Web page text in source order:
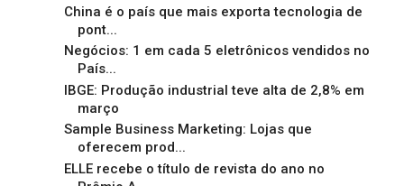
China é o país que mais exporta tecnologia de
pont...
Negócios: 1 em cada 5 eletrônicos vendidos no
País...
IBGE: Produção industrial teve alta de 2,8% em
março
Sample Business Marketing: Lojas que
oferecem prod...
ELLE recebe o título de revista do ano no